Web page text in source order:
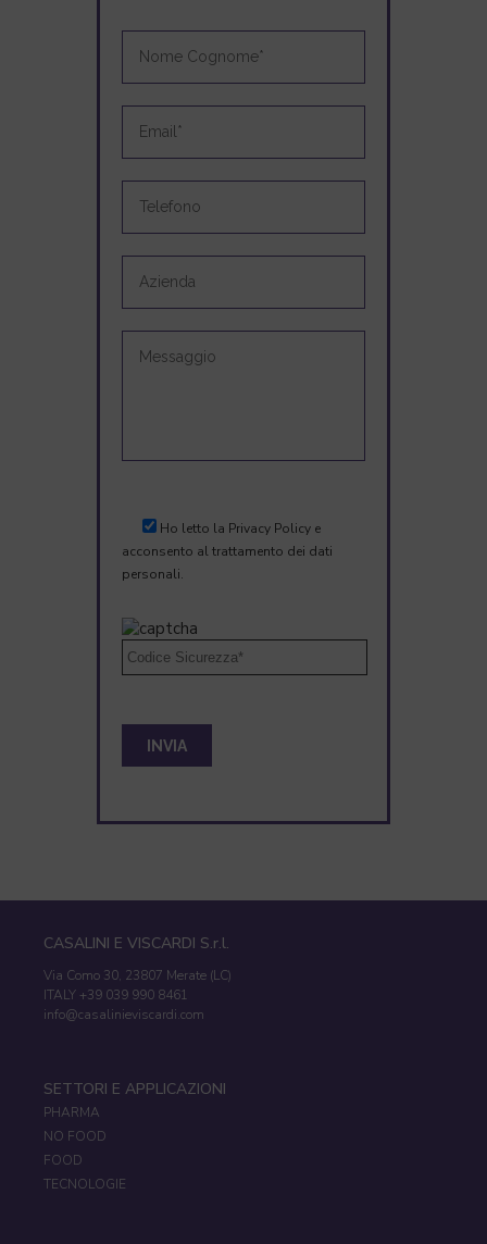
Ho letto la Privacy Policy e
acconsento al trattamento dei dati
personali.
CASALINI E VISCARDI S.r.l.
Via Como 30, 23807 Merate (LC)
ITALY +39 039 990 8461
info@casalinieviscardi.com
SETTORI E APPLICAZIONI
PHARMA
NO FOOD
FOOD
TECNOLOGIE